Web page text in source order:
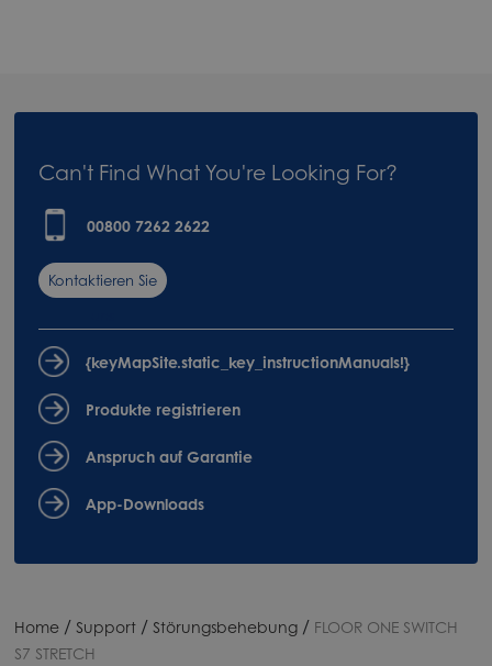
Can't Find What You're Looking For?
00800 7262 2622
Kontaktieren Sie
{keyMapSite.static_key_instructionManuals!}
Produkte registrieren
Anspruch auf Garantie
App-Downloads
Home / Support / Störungsbehebung / FLOOR ONE SWITCH
S7 STRETCH